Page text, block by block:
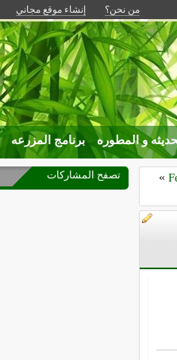
من نحن؟ إنشاء موقع مجاني
و المطوره برنامج المزرعه
»
تصفح المشاركات